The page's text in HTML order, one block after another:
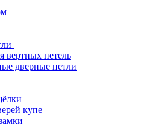
вертных петель
дверные петли
купе